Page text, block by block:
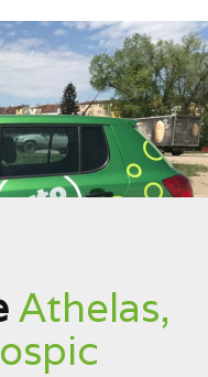
Athelas,